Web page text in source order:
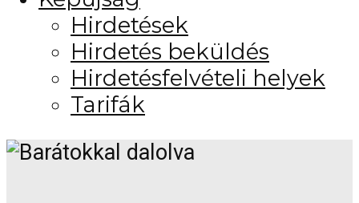
Hirdetések
Hirdetés beküldés
Hirdetésfelvételi helyek
Tarifák